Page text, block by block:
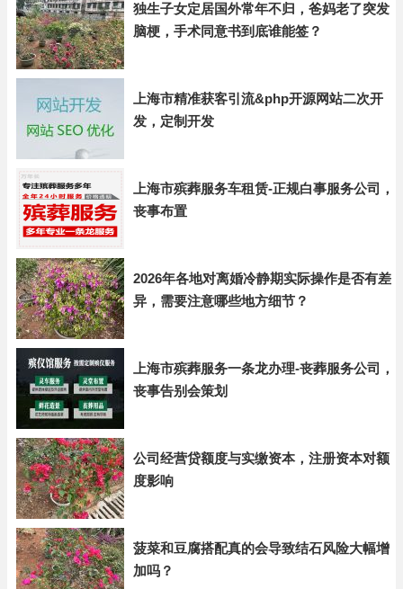
独生子女定居国外常年不归，爸妈老了突发
脑梗，手术同意书到底谁能签？
上海市精准获客引流&php开源网站二次开
发，定制开发
上海市殡葬服务车租赁-正规白事服务公司，
丧事布置
2026年各地对离婚冷静期实际操作是否有差
异，需要注意哪些地方细节？
上海市殡葬服务一条龙办理-丧葬服务公司，
丧事告别会策划
公司经营贷额度与实缴资本，注册资本对额
度影响
菠菜和豆腐搭配真的会导致结石风险大幅增
加吗？